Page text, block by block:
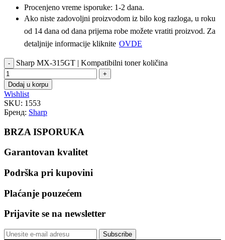
Procenjeno vreme isporuke: 1-2 dana.
Ako niste zadovoljni proizvodom iz bilo kog razloga, u roku
od 14 dana od dana prijema robe možete vratiti proizvod. Za
detaljnije informacije kliknite OVDE
Sharp MX-315GT | Kompatibilni toner količina
Dodaj u korpu
Wishlist
SKU: 1553
Бренд: Sharp
BRZA ISPORUKA
Garantovan kvalitet
Podrška pri kupovini
Plaćanje pouzećem
Prijavite se na newsletter
Subscribe